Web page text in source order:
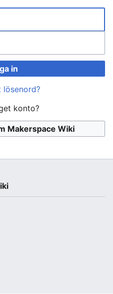
in
lösenord?
konto?
Makerspace Wiki